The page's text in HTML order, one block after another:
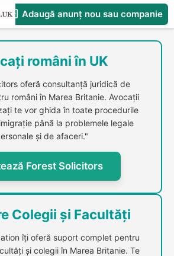
Adaugă anunț nou sau companie
CompaniesS
români în UK
oferă consultanță juridică de
români în Marea Britanie. Avocații
te vor ghida în toate procedurile
până la problemele legale
și de afaceri."
Forest Solicitors
Colegii și Facultăți
îți oferă suport complet pentru
și colegii în Marea Britanie. Te